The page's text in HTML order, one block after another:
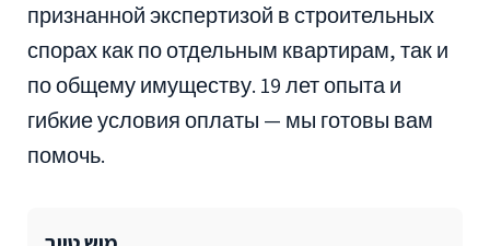
признанной экспертизой в строительных
спорах как по отдельным квартирам, так и
по общему имуществу. 19 лет опыта и
гибкие условия оплаты — мы готовы вам
помочь.